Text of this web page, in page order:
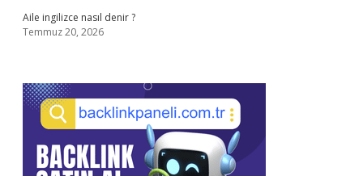
Aile ingilizce nasıl denir ?
Temmuz 20, 2026